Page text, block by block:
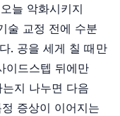
늘 악화시키지
술 교정 전에 수분
. 공을 세게 칠 때만
이드스텝 뒤에만
지 나누면 다음
증상이 이어지는